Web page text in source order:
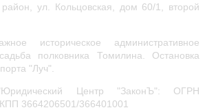
ул.
Кольцовская, дом 60/1, второй
историческое административное
полковника Томилина. Остановка
"Луч".
Центр "ЗаконЪ": ОГРН
3664206501/366401001